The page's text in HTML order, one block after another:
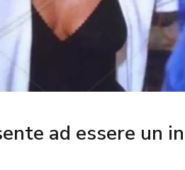
ad essere un